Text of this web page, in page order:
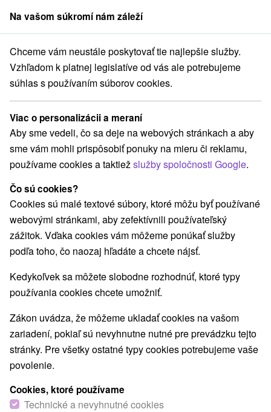
člen skupinySorger
Atrakcie na Slovensku Múzeá a galérie Šariš
Múzeá a galérie na Šariši
Kategórie
Všetky kategórie
Planetária a observatória (1)
Pramene(3) Mestské a zámocké parky(1)
Lyžiarske strediská
Sakrálne miesta(1) Kaštiele(1) Divadlá(1)
Skanzeny (2) Hrady, zámky, zrúcaniny(4)
Vyhliadkové veže a chodníky(3)
Laserarény a paintball(1) Detské centrá a mestečká
Aquaparky, kúpaliská
Drevené kostolíky(15) Technické pamiatky (1)
Atrakcie pre deti(11) Štíty (1) Escaperoom
Múzeá a galérie(3) Turistické atrakcie(5)
Lanové dráhy(1)
Červenica(1) Prešov(1)
Na vašom súkromí nám záleží
Chceme vám neustále poskytovať tie najlepšie služby.
Vzhľadom k platnej legislatíve od vás ale potrebujeme
súhlas s používaním súborov cookies.
Viac o personalizácii a meraní
Aby sme vedeli, čo sa deje na webových stránkach a aby
sme vám mohli prispôsobiť ponuky na mieru či reklamu,
používame cookies a taktiežslužby spoločnosti Google.
Čo sú cookies?
Cookies sú malé textové súbory, ktoré môžu byť používané
webovými stránkami, aby zefektívnili používateľský
zážitok. Vďaka cookies vám môžeme ponúkať služby
podľa toho, čo naozaj hľadáte a chcete nájsť.
Kedykoľvek sa môžete slobodne rozhodnúť, ktoré typy
používania cookies chcete umožniť.
Zákon uvádza, že môžeme ukladať cookies na vašom
zariadení, pokiaľ sú nevyhnutne nutné pre prevádzku tejto
stránky. Pre všetky ostatné typy cookies potrebujeme vaše
povolenie.
Cookies, ktoré používame
Technické a nevyhnutné cookies